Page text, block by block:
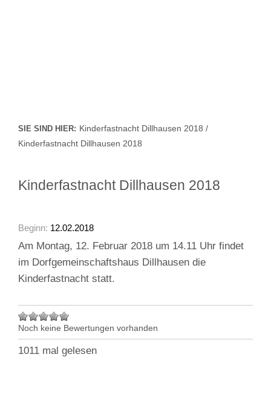
SIE SIND HIER: Kinderfastnacht Dillhausen 2018 /
Kinderfastnacht Dillhausen 2018
Kinderfastnacht Dillhausen 2018
Beginn: 12.02.2018
Am Montag, 12. Februar 2018 um 14.11 Uhr findet
im Dorfgemeinschaftshaus Dillhausen die
Kinderfastnacht statt.
Noch keine Bewertungen vorhanden
1011 mal gelesen